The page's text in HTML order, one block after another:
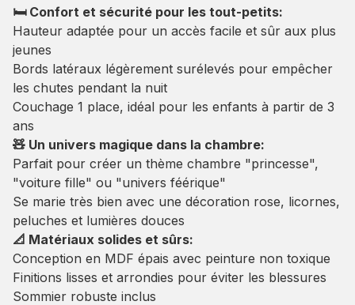
🛏️ Confort et sécurité pour les tout-petits:
Hauteur adaptée pour un accès facile et sûr aux plus
jeunes
Bords latéraux légèrement surélevés pour empêcher
les chutes pendant la nuit
Couchage 1 place, idéal pour les enfants à partir de 3
ans
🧸 Un univers magique dans la chambre:
Parfait pour créer un thème chambre "princesse",
"voiture fille" ou "univers féérique"
Se marie très bien avec une décoration rose, licornes,
peluches et lumières douces
📐 Matériaux solides et sûrs:
Conception en MDF épais avec peinture non toxique
Finitions lisses et arrondies pour éviter les blessures
Sommier robuste inclus